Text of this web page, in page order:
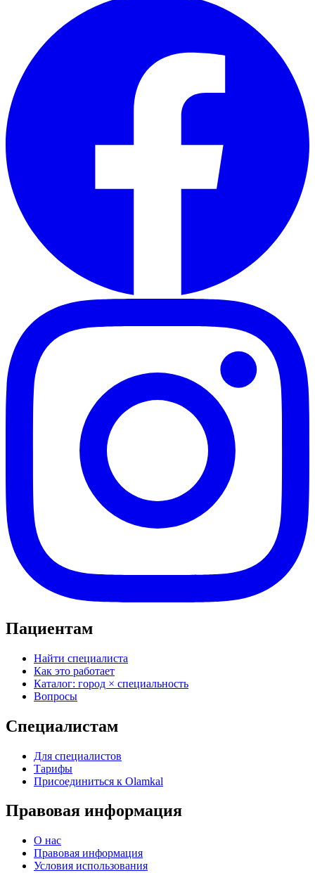
Пациентам
Найти специалиста
Как это работает
Каталог: город × специальность
Вопросы
Специалистам
Для специалистов
Тарифы
Присоединиться к Olamkal
Правовая информация
О нас
Правовая информация
Условия использования